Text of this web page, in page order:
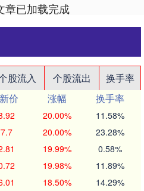
章已加载完成
股流入 个股流出
换手率
价 涨幅
换手率
20.00% 11.58%
20.00% 23.28%
19.99% 0.58%
19.98% 11.89%
18.50% 14.29%